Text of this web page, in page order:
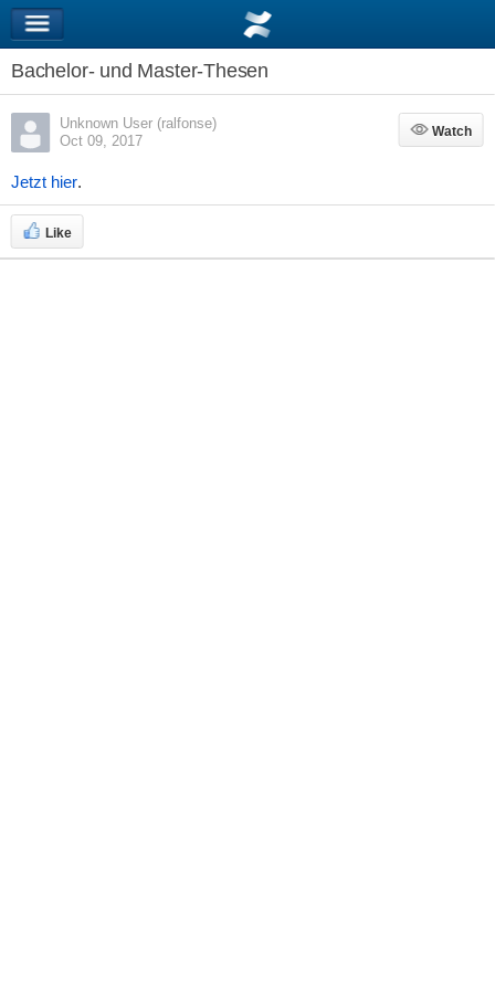
Bachelor- und Master-Thesen
Unknown User (ralfonse)
Oct 09, 2017
Watch
Watch
Jetzt hier.
Like